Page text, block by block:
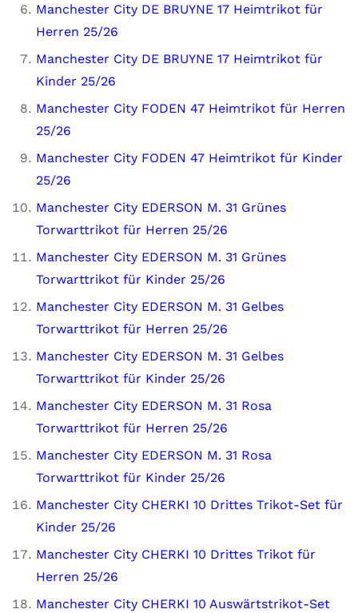
Manchester City DE BRUYNE 17 Heimtrikot für
Herren 25/26
Manchester City DE BRUYNE 17 Heimtrikot für
Kinder 25/26
Manchester City FODEN 47 Heimtrikot für Herren
25/26
Manchester City FODEN 47 Heimtrikot für Kinder
25/26
Manchester City EDERSON M. 31 Grünes
Torwarttrikot für Herren 25/26
Manchester City EDERSON M. 31 Grünes
Torwarttrikot für Kinder 25/26
Manchester City EDERSON M. 31 Gelbes
Torwarttrikot für Herren 25/26
Manchester City EDERSON M. 31 Gelbes
Torwarttrikot für Kinder 25/26
Manchester City EDERSON M. 31 Rosa
Torwarttrikot für Herren 25/26
Manchester City EDERSON M. 31 Rosa
Torwarttrikot für Kinder 25/26
Manchester City CHERKI 10 Drittes Trikot-Set für
Kinder 25/26
Manchester City CHERKI 10 Drittes Trikot für
Herren 25/26
Manchester City CHERKI 10 Auswärtstrikot-Set